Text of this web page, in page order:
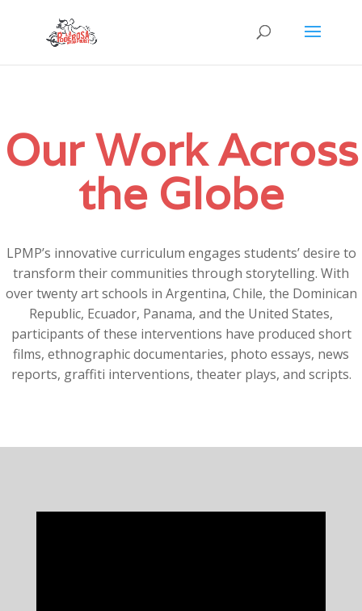
Our Work Across
the Globe
LPMP’s innovative curriculum engages students’ desire to
transform their communities through storytelling. With
over twenty art schools in Argentina, Chile, the Dominican
Republic, Ecuador, Panama, and the United States,
participants of these interventions have produced short
films, ethnographic documentaries, photo essays, news
reports, graffiti interventions, theater plays, and scripts.